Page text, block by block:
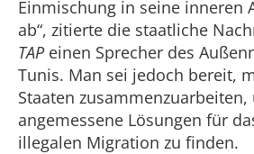
Einmischung in seine inneren
ab“, zitierte die staatliche
TAP einen Sprecher des
Tunis. Man sei jedoch bereit,
Staaten zusammenzuarbeiten,
angemessene Lösungen für
illegalen Migration zu finden.